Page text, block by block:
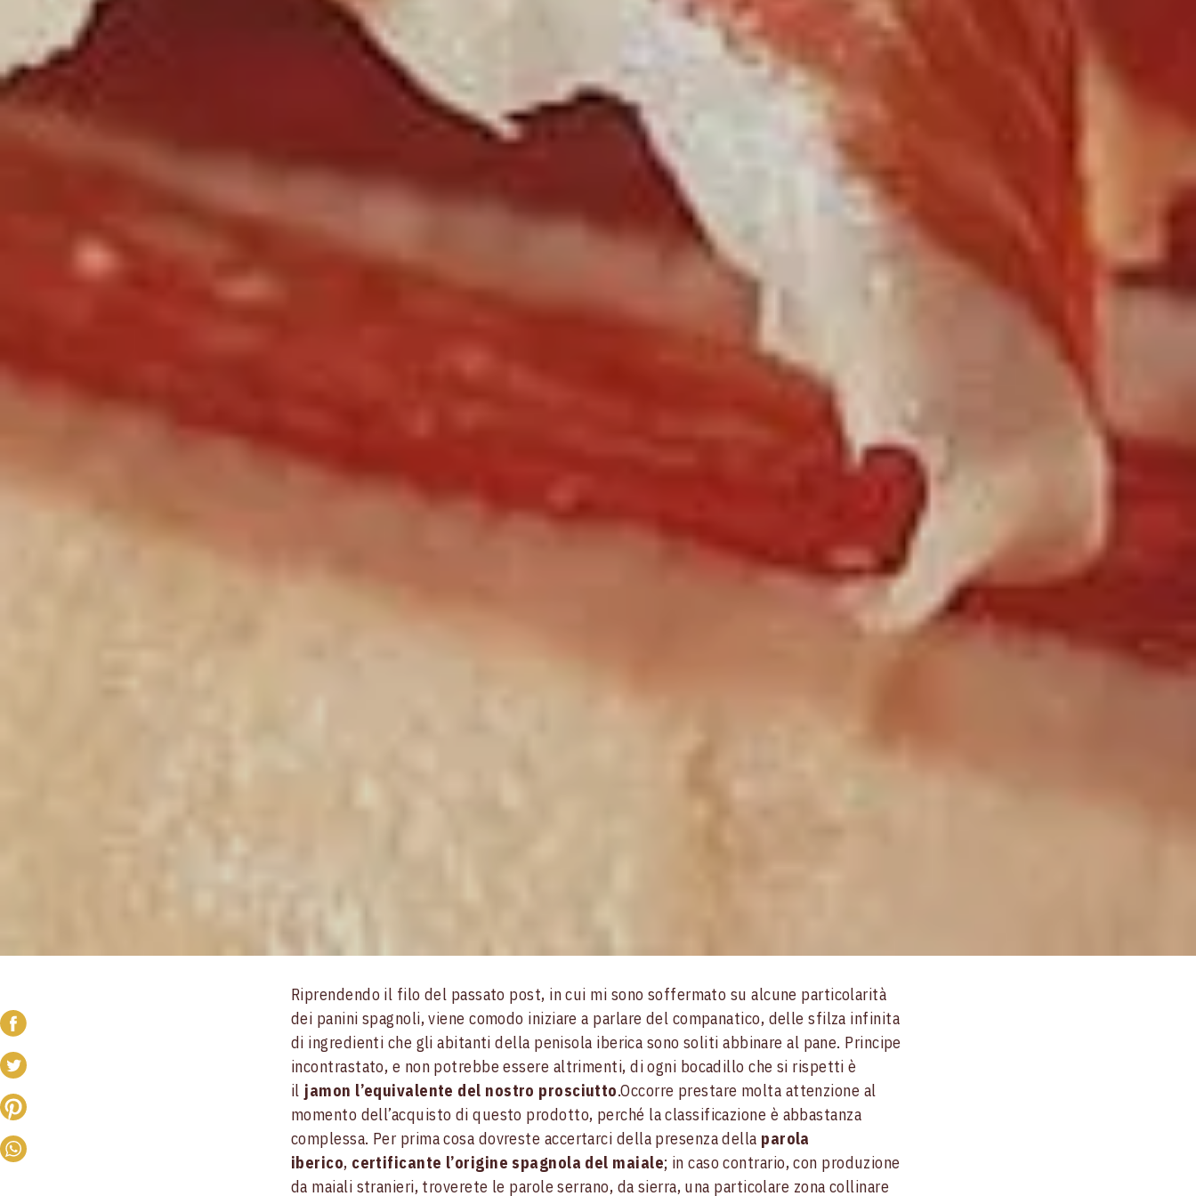
Riprendendo il filo del passato post, in cui mi sono soffermato su alcune particolarità
dei panini spagnoli, viene comodo iniziare a parlare del companatico, delle sfilza infinita
di ingredienti che gli abitanti della penisola iberica sono soliti abbinare al pane. Principe
incontrastato, e non potrebbe essere altrimenti, di ogni bocadillo che si rispetti è
il jamon l’equivalente del nostro prosciutto.Occorre prestare molta attenzione al
momento dell’acquisto di questo prodotto, perché la classificazione è abbastanza
complessa. Per prima cosa dovreste accertarci della presenza della parola
iberico, certificante l’origine spagnola del maiale; in caso contrario, con produzione
da maiali stranieri, troverete le parole serrano, da sierra, una particolare zona collinare